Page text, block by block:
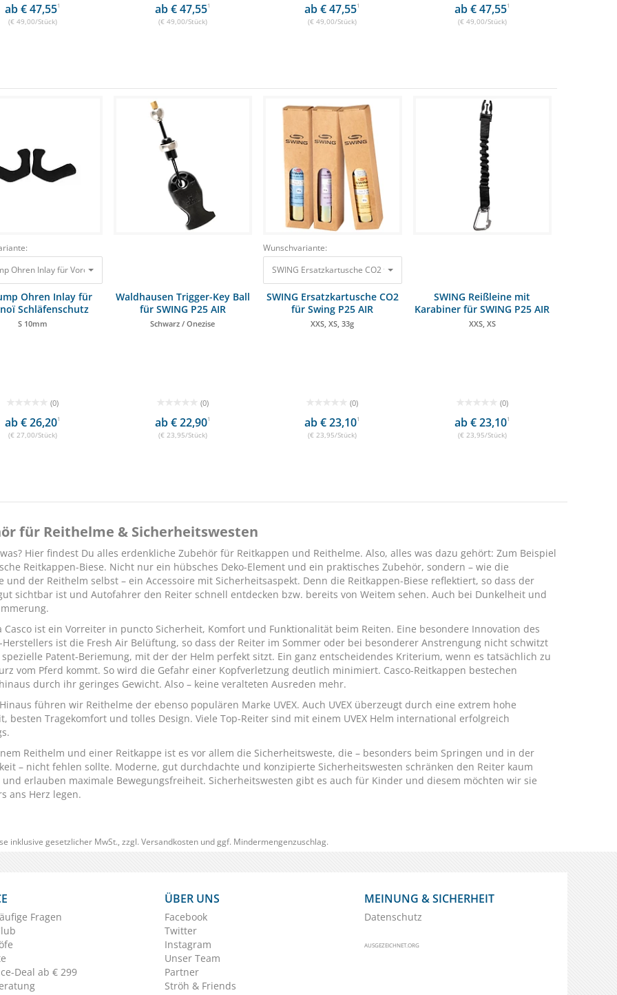
ab € 47,551
(€ 49,00/Stück)
ab € 47,551
(€ 49,00/Stück)
ab € 47,551
(€ 49,00/Stück)
ab € 47,551
(€ 49,00/Stück)
Ohren Inlay für Voronoï Schläfenschutz S 10mm 27,00 €
Ohren Inlay für
Schläfenschutz
S 10mm
(0)
ab € 26,201
(€ 27,00/Stück)
Waldhausen Trigger-Key Ball
für SWING P25 AIR
Schwarz / Onezise
(0)
ab € 22,901
(€ 23,95/Stück)
Wunschvariante:
SWING Ersatzkartusche CO2 für Swing P25 AIR XXS, XS, 33g 23,95 €
SWING Ersatzkartusche CO2
für Swing P25 AIR
XXS, XS, 33g
(0)
ab € 23,101
(€ 23,95/Stück)
SWING Reißleine mit
Karabiner für SWING P25 AIR
XXS, XS
(0)
ab € 23,101
(€ 23,95/Stück)
für Reithelme & Sicherheitswesten
Hier findest Du alles erdenkliche Zubehör für Reitkappen und Reithelme. Also, alles was dazu gehört: Zum Beispiel
Reitkappen-Biese. Nicht nur ein hübsches Deko-Element und ein praktisches Zubehör, sondern – wie die
und der Reithelm selbst – ein Accessoire mit Sicherheitsaspekt. Denn die Reitkappen-Biese reflektiert, so dass der
sichtbar ist und Autofahrer den Reiter schnell entdecken bzw. bereits von Weitem sehen. Auch bei Dunkelheit und
Casco ist ein Vorreiter in puncto Sicherheit, Komfort und Funktionalität beim Reiten. Eine besondere Innovation des
Herstellers ist die Fresh Air Belüftung, so dass der Reiter im Sommer oder bei besonderer Anstrengung nicht schwitzt
Patent-Beriemung, mit der der Helm perfekt sitzt. Ein ganz entscheidendes Kriterium, wenn es tatsächlich zu
vom Pferd kommt. So wird die Gefahr einer Kopfverletzung deutlich minimiert. Casco-Reitkappen bestechen
durch ihr geringes Gewicht. Also – keine veralteten Ausreden mehr.
führen wir Reithelme der ebenso populären Marke UVEX. Auch UVEX überzeugt durch eine extrem hohe
besten Tragekomfort und tolles Design. Viele Top-Reiter sind mit einem UVEX Helm international erfolgreich
Reithelm und einer Reitkappe ist es vor allem die Sicherheitsweste, die – besonders beim Springen und in der
– nicht fehlen sollte. Moderne, gut durchdachte und konzipierte Sicherheitswesten schränken den Reiter kaum
erlauben maximale Bewegungsfreiheit. Sicherheitswesten gibt es auch für Kinder und diesem möchten wir sie
ans Herz legen.
inklusive gesetzlicher MwSt., zzgl. Versandkostenund ggf. Mindermengenzuschlag.
Fragen
Deal ab € 299
ÜBER UNS
Facebook
Twitter
Instagram
Unser Team
Partner
Ströh & Friends
MEINUNG & SICHERHEIT
Datenschutz
AUSGEZEICHNET.ORG